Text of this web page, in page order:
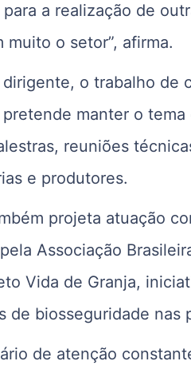
a realização de
muito o setor”, afirma.
o trabalho de
manter o
reuniões
e produtores.
projeta atuação
Associação
Vida de Granja,
de biosseguridade nas
de atenção